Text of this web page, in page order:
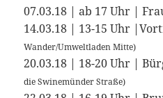
07.03.18 | ab 17 Uhr |
14.03.18 | 13-15 Uhr
Wander/Umweltladen Mitte)
20.03.18 | 18-20 Uhr |
die Swinemünder Straße)